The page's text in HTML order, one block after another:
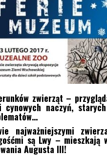
zwierząt –
naczyń,
najważniejszymi
są Lwy – mieszkają
Augusta III!